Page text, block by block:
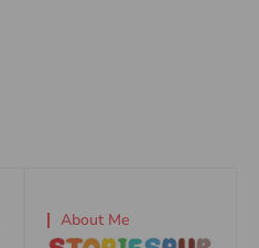
About Me